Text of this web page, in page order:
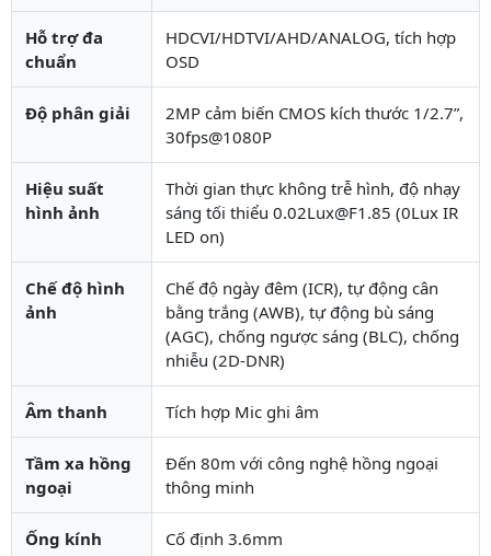
Hỗ trợ đa
chuẩn
HDCVI/HDTVI/AHD/ANALOG, tích hợp
OSD
Độ phân giải
2MP cảm biến CMOS kích thước 1/2.7”,
30fps@1080P
Hiệu suất
hình ảnh
Thời gian thực không trễ hình, độ nhạy
sáng tối thiểu 0.02Lux@F1.85 (0Lux IR
LED on)
Chế độ hình
ảnh
Chế độ ngày đêm (ICR), tự động cân
bằng trắng (AWB), tự động bù sáng
(AGC), chống ngược sáng (BLC), chống
nhiễu (2D-DNR)
Âm thanh Tích hợp Mic ghi âm
Tầm xa hồng
ngoại
Đến 80m với công nghệ hồng ngoại
thông minh
Ống kính Cố định 3.6mm